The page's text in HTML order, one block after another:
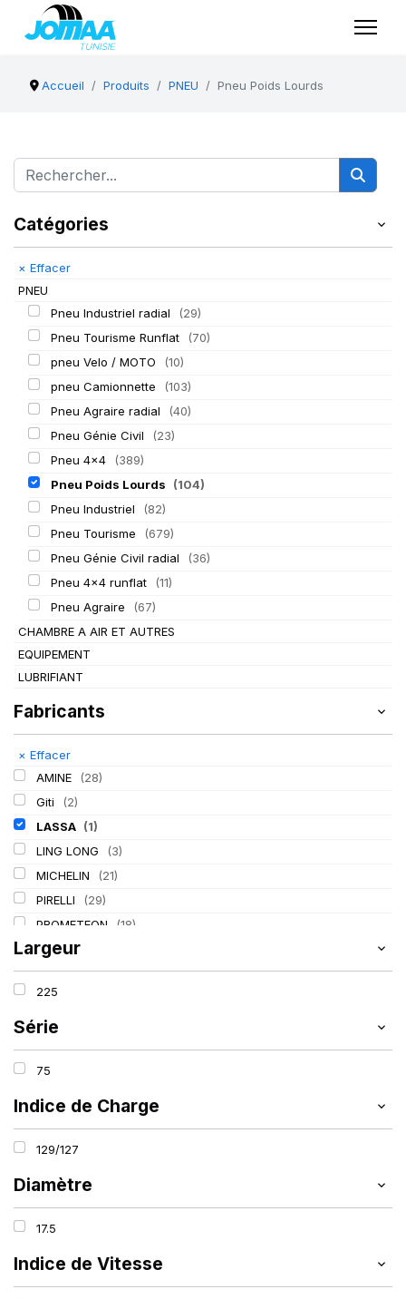
Accueil Produits PNEU Pneu Poids Lourds
Catégories
× Effacer
PNEU
Pneu Industriel radial
(29)
Pneu Tourisme Runflat
(70)
pneu Velo / MOTO
(10)
pneu Camionnette
(103)
Pneu Agraire radial
(40)
Pneu Génie Civil
(23)
Pneu 4x4
(389)
Pneu Poids Lourds
(104)
Pneu Industriel
(82)
Pneu Tourisme
(679)
Pneu Génie Civil radial
(36)
Pneu 4x4 runflat
(11)
Pneu Agraire
(67)
CHAMBRE A AIR ET AUTRES
EQUIPEMENT
LUBRIFIANT
Fabricants
× Effacer
AMINE
(28)
Giti
(2)
LASSA (1)
LING LONG
(3)
MICHELIN
(21)
PIRELLI
(29)
PROMETEON
(18)
TIGAR (2)
Largeur
225
Série
75
Indice de Charge
129/127
Diamètre
17.5
Indice de Vitesse